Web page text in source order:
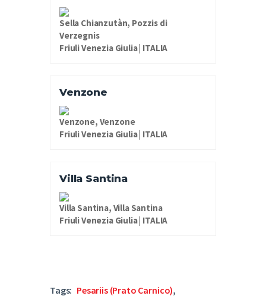
Sella Chianzutàn, Pozzis di
Verzegnis
Friuli Venezia Giulia | ITALIA
Venzone
Venzone, Venzone
Friuli Venezia Giulia | ITALIA
Villa Santina
Villa Santina, Villa Santina
Friuli Venezia Giulia | ITALIA
Tags: Pesariis (Prato Carnico),